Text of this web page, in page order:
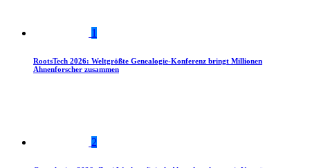
1
RootsTech 2026: Weltgrößte Genealogie-Konferenz bringt Millionen
Ahnenforscher zusammen
2